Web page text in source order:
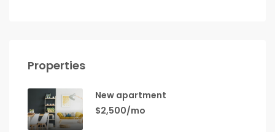
Properties
New apartment
$2,500/mo